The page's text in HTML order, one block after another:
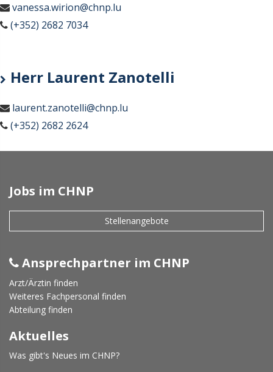
vanessa.wirion@chnp.lu
(+352) 2682 7034
Herr Laurent Zanotelli
laurent.zanotelli@chnp.lu
(+352) 2682 2624
Jobs im CHNP
Stellenangebote
Ansprechpartner im CHNP
Arzt/Ärztin finden
Weiteres Fachpersonal finden
Abteilung finden
Aktuelles
Was gibt's Neues im CHNP?